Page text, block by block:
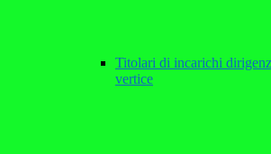
Titolari di incarichi
vertice